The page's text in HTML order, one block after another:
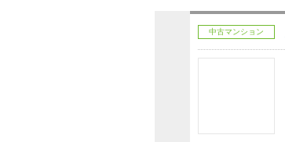
中古マンション